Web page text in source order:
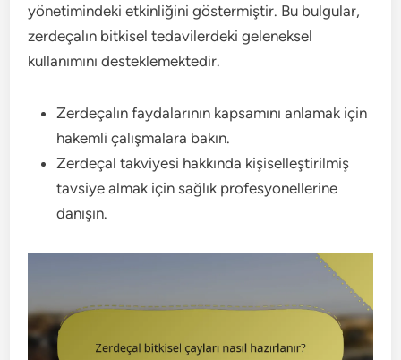
yönetimindeki etkinliğini göstermiştir. Bu bulgular,
zerdeçalın bitkisel tedavilerdeki geleneksel
kullanımını desteklemektedir.
Zerdeçalın faydalarının kapsamını anlamak için
hakemli çalışmalara bakın.
Zerdeçal takviyesi hakkında kişiselleştirilmiş
tavsiye almak için sağlık profesyonellerine
danışın.